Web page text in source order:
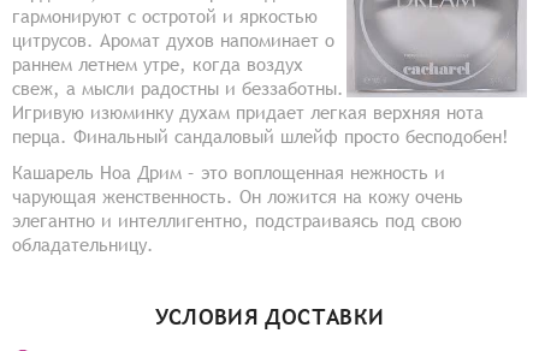
гармонируют с остротой и яркостью
цитрусов. Аромат духов напоминает о
раннем летнем утре, когда воздух
свеж, а мысли радостны и беззаботны.
Игривую изюминку духам придает легкая верхняя нота
перца. Финальный сандаловый шлейф просто бесподобен!
Кашарель Ноа Дрим – это воплощенная нежность и
чарующая женственность. Он ложится на кожу очень
элегантно и интеллигентно, подстраиваясь под свою
обладательницу.
УСЛОВИЯ ДОСТАВКИ